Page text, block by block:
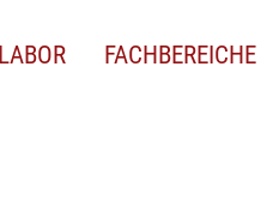
FACHBEREICHE